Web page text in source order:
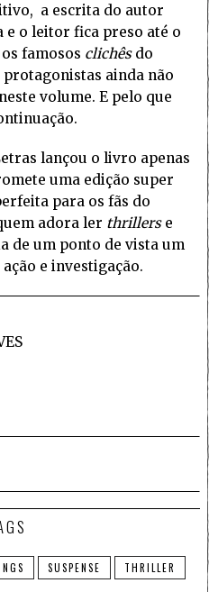
a escrita do autor
e o leitor fica preso até o
famosos clichêsdo
ainda não
volume. E pelo que
lançou o livro apenas
uma edição super
para os fãs do
adora ler thrillerse
de um ponto de vista um
e investigação.
SUSPENSE THRILLER